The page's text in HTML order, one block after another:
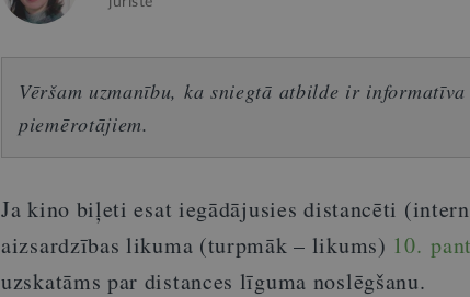
Vēršam uzmanību, ka sniegtā atbilde ir
piemērotājiem.
Ja kino biļeti esat iegādājusies distancēti
aizsardzības likuma (turpmāk – likums) 10.
uzskatāms par distances līguma noslēgšanu.